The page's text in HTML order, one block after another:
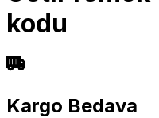
kodu
Kargo Bedava